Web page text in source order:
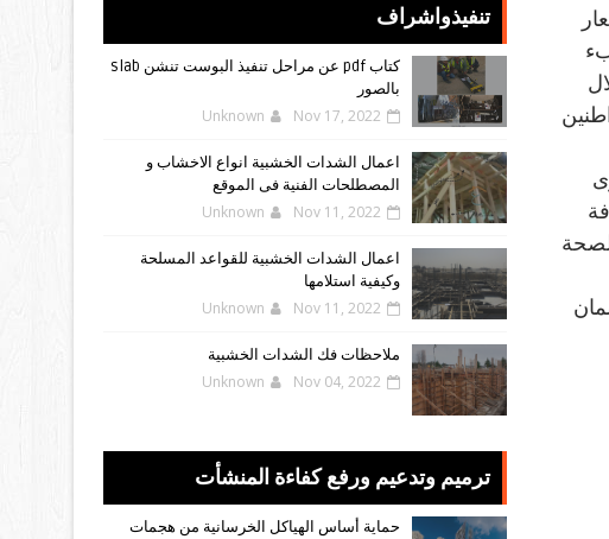
تنفيذواشراف
كتاب pdf عن مراحل تنفيذ البوست تنشن slab
بالصور
Unknown Nov 17, 2022
اعمال الشدات الخشبية انواع الاخشاب و
المصطلحات الفنية فى الموقع
Unknown Nov 11, 2022
اعمال الشدات الخشبية للقواعد المسلحة
وكيفية استلامها
Unknown Nov 11, 2022
ملاحظات فك الشدات الخشبية
Unknown Nov 04, 2022
ترميم وتدعيم ورفع كفاءة المنشأت
حماية أساس الهياكل الخرسانية من هجمات